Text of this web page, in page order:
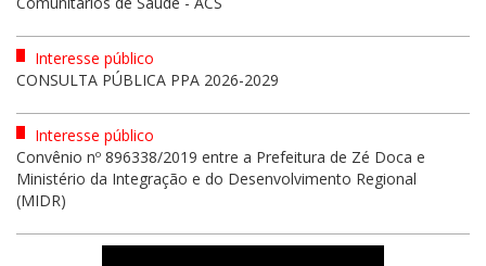
Interesse público
CONSULTA PÚBLICA PPA 2026-2029
Interesse público
Convênio nº 896338/2019 entre a Prefeitura de Zé Doca e
Ministério da Integração e do Desenvolvimento Regional
(MIDR)